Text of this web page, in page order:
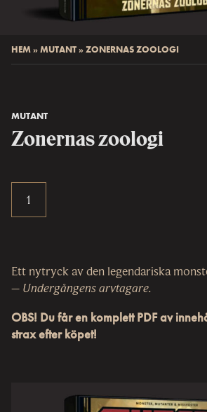
HEM»MUTANT»ZONERNAS ZOOLOGI
MUTANT
Zonernas zoologi
Ett nytryck av den legendariska
– Undergångens arvtagare.
OBS! Du får en komplett PDF av
strax efter köpet!